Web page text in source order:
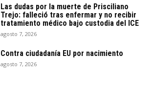
Las dudas por la muerte de Prisciliano
Trejo: falleció tras enfermar y no recibir
tratamiento médico bajo custodia del ICE
agosto 7, 2026
Contra ciudadanía EU por nacimiento
agosto 7, 2026